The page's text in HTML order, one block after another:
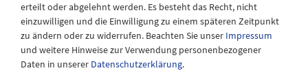
erteilt oder abgelehnt werden. Es besteht das Recht, nicht
einzuwilligen und die Einwilligung zu einem späteren Zeitpunkt
zu ändern oder zu widerrufen. Beachten Sie unser Impressum
und weitere Hinweise zur Verwendung personenbezogener
Daten in unserer Daten­schutz­erklärung.